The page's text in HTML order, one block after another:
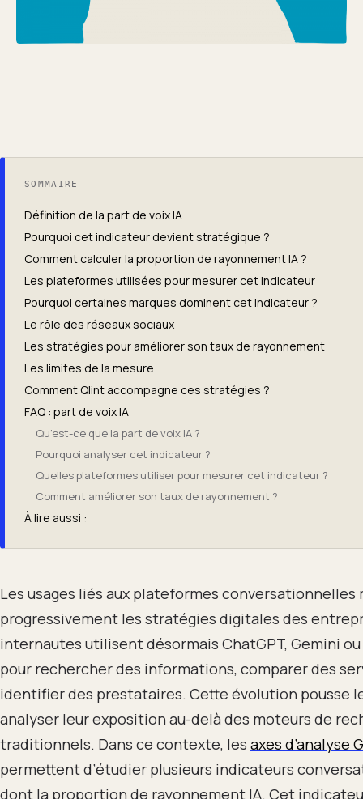
SOMMAIRE
Définition de la part de voix IA
Pourquoi cet indicateur devient stratégique ?
Comment calculer la proportion de rayonnement IA ?
Les plateformes utilisées pour mesurer cet indicateur
Pourquoi certaines marques dominent cet indicateur ?
Le rôle des réseaux sociaux
Les stratégies pour améliorer son taux de rayonnement
Les limites de la mesure
Comment Qlint accompagne ces stratégies ?
FAQ : part de voix IA
Qu’est-ce que la part de voix IA ?
Pourquoi analyser cet indicateur ?
Quelles plateformes utiliser pour mesurer cet indicateur ?
Comment améliorer son taux de rayonnement ?
À lire aussi :
Les usages liés aux plateformes
progressivement les stratégies digitales des
internautes utilisent désormais ChatGPT, Gemini
pour rechercher des informations, comparer des
identifier des prestataires. Cette évolution pousse
analyser leur exposition au-delà des moteurs de
traditionnels. Dans ce contexte, les axes d’analyse
permettent d’étudier plusieurs indicateurs
dont la proportion de rayonnement IA. Cet